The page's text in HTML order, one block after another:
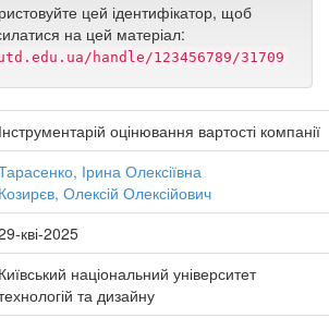
цей ідентифікатор, щоб
на цей матеріал:
handle/123456789/31709
Інструментарій оцінювання вартості компанії
Ірина Олексіївна
Козирєв, Олексій Олексійович
кві-2025
Київський національний університет
та дизайну